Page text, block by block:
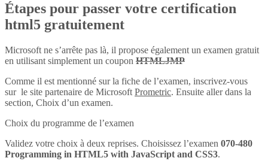
Étapes pour passer votre certification
html5 gratuitement
Microsoft ne s’arrête pas là, il propose également un examen gratuit
en utilisant simplement un coupon HTMLJMP
Comme il est mentionné sur la fiche de l’examen, inscrivez-vous
sur le site partenaire de Microsoft Prometric. Ensuite aller dans la
section, Choix d’un examen.
Choix du programme de l’examen
Validez votre choix à deux reprises. Choisissez l’examen 070-480
Programming in HTML5 with JavaScript and CSS3.